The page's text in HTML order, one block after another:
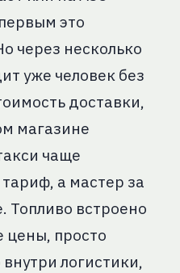
это
через несколько
уже человек без
доставки,
магазине
чаще
а мастер за
Топливо встроено
цены, просто
логистики,